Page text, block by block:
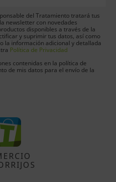
del Tratamiento tratará tus
newsletter con novedades
disponibles a través de la
y suprimir tus datos, así como
la información adicional y detallada
Política de Privacidad
contenidas en la política de
de mis datos para el envío de la